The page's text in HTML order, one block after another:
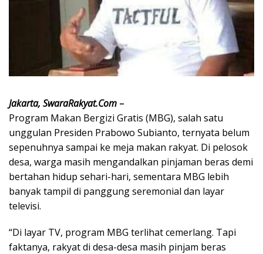
Jakarta, SwaraRakyat.Com –
Program Makan Bergizi Gratis (MBG), salah satu
unggulan Presiden Prabowo Subianto, ternyata belum
sepenuhnya sampai ke meja makan rakyat. Di pelosok
desa, warga masih mengandalkan pinjaman beras demi
bertahan hidup sehari-hari, sementara MBG lebih
banyak tampil di panggung seremonial dan layar
televisi.
“Di layar TV, program MBG terlihat cemerlang. Tapi
faktanya, rakyat di desa-desa masih pinjam beras